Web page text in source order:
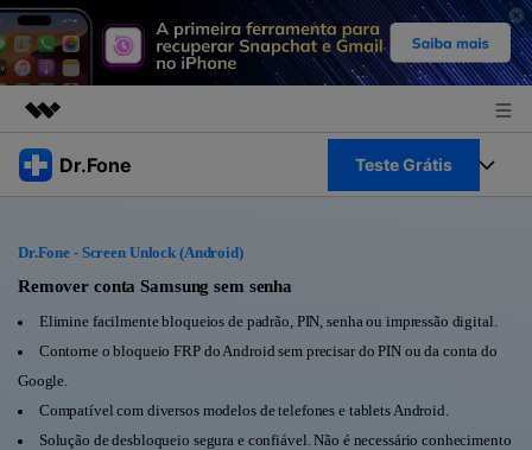
Produtos em destaque
Sobre nós
Dr.Fone Teste Grátis
Veja Toolkit Completo >
Productos
Para PC
Para Celular
Guia & Suporte
Ações rápidas
Recursos
Dr.Fone - Screen Unlock (Android)
Remover conta Samsung sem senha
Elimine facilmente bloqueios de padrão, PIN, senha ou impressão digital.
Contorne o bloqueio FRP do Android sem precisar do PIN ou da conta do
Google.
Compatível com diversos modelos de telefones e tablets Android.
Solução de desbloqueio segura e confiável. Não é necessário conhecimento